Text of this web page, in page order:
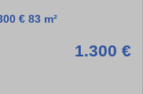
€ 83 m²
1.300 €